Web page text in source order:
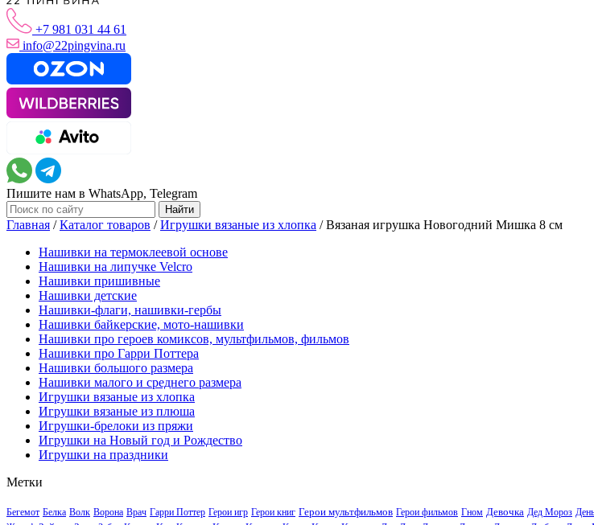
+7 981 031 44 61
info@22pingvina.ru
Пишите нам в WhatsApp, Telegram
Главная /Каталог товаров /Игрушки вязаные из хлопка /Вязаная игрушка Новогодний Мишка 8 см
Нашивки на термоклеевой основе
Нашивки на липучке Velcro
Нашивки пришивные
Нашивки детские
Нашивки-флаги, нашивки-гербы
Нашивки байкерские, мото-нашивки
Нашивки про героев комиксов, мультфильмов, фильмов
Нашивки про Гарри Поттера
Нашивки большого размера
Нашивки малого и среднего размера
Игрушки вязаные из хлопка
Игрушки вязаные из плюша
Игрушки-брелоки из пряжи
Игрушки на Новый год и Рождество
Игрушки на праздники
Метки
Бегемот Белка Волк Ворона Врач Гарри Поттер Герои игр Герои книг Герои мультфильмов Герои фильмов Гном Девочка Дед Мороз